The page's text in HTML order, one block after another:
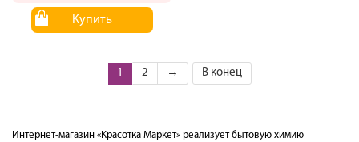
Купить
1 2 → В конец
Интернет-магазин «Красотка Маркет» реализует бытовую химию